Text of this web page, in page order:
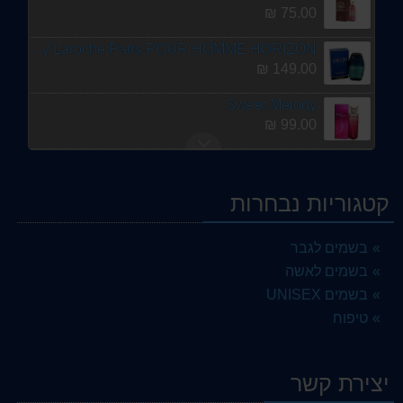
75.00 ₪
Guy Laroche Paris POUR HOMME HORIZON
149.00 ₪
Sweet Melody
99.00 ₪
TESTER Antonio Banderas for men
ANDALEEB 100ML EDP
75.00 ₪
OUD DE BOIS
קטגוריות נבחרות
בשמים לגבר
בשמים לאשה
בשמים UNISEX
טיפוח
יצירת קשר